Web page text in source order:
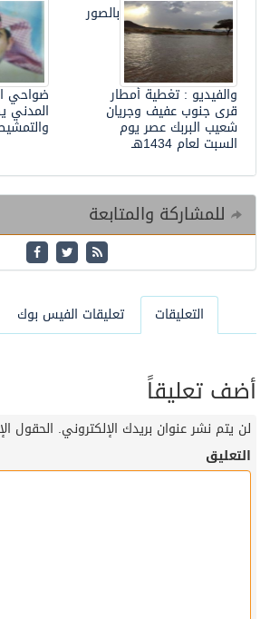
ضواحي
المدني يكثف
والتمشيط
بالصور
: تغطية أمطار
جنوب عفيف وجريان
البربك عصر يوم
لعام 1434هـ
للمشاركة والمتابعة
التعليقات تعليقات الفيس بوك
تعليقاً
نشر عنوان بريدك الإلكتروني.الحقول الإلزامية